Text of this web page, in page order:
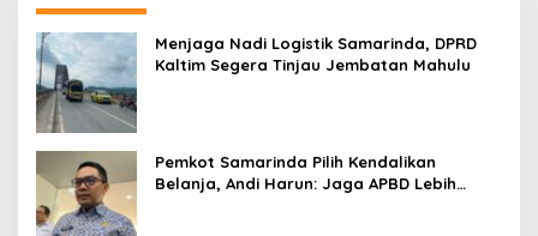
Menjaga Nadi Logistik Samarinda, DPRD
Kaltim Segera Tinjau Jembatan Mahulu
Pemkot Samarinda Pilih Kendalikan
Belanja, Andi Harun: Jaga APBD Lebih